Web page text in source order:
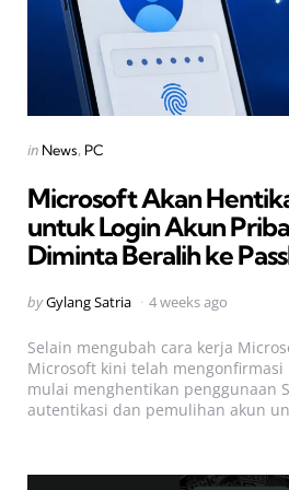
Categories
Posted
in News PC
Microsoft Akan
untuk Login Akun
Diminta Beralih ke
Posted
byGylang Satria 4 weeks ago
Selain mengubah cara kerja
Microsoft kini telah mengonfirmasi
mulai menghentikan penggunaan
autentikasi dan pemulihan akun